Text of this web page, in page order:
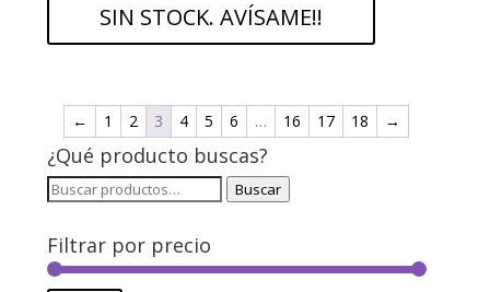
SIN STOCK. AVÍSAME!!
← 1 2 3 4 5 6 … 16 17 18 →
¿Qué producto buscas?
Buscar
Buscar
Filtrar por precio